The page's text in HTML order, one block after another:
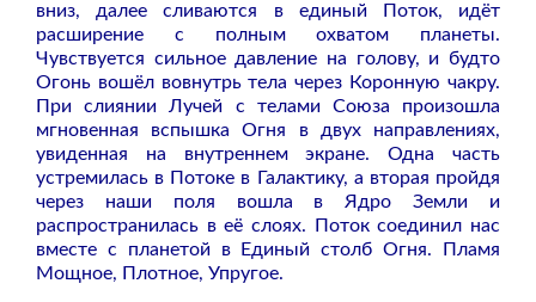
вниз, далее сливаются в единый Поток, идёт
расширение с полным охватом планеты.
Чувствуется сильное давление на голову, и будто
Огонь вошёл вовнутрь тела через Коронную чакру.
При слиянии Лучей с телами Союза произошла
мгновенная вспышка Огня в двух направлениях,
увиденная на внутреннем экране. Одна часть
устремилась в Потоке в Галактику, а вторая пройдя
через наши поля вошла в Ядро Земли и
распространилась в её слоях. Поток соединил нас
вместе с планетой в Единый столб Огня. Пламя
Мощное, Плотное, Упругое.